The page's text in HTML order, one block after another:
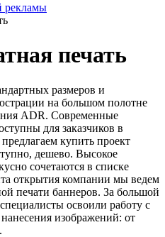
рекламы
печать
размеров и
на большом полотне
ADR. Современные
для заказчиков в
купить проект
дешево. Высокое
сочетаются в списке
открытия компании мы ведем
печати баннеров. За большой
освоили работу с
изображений: от